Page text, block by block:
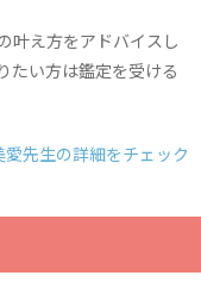
叶え方をアドバイスし
たい方は鑑定を受ける
愛先生の詳細をチェック